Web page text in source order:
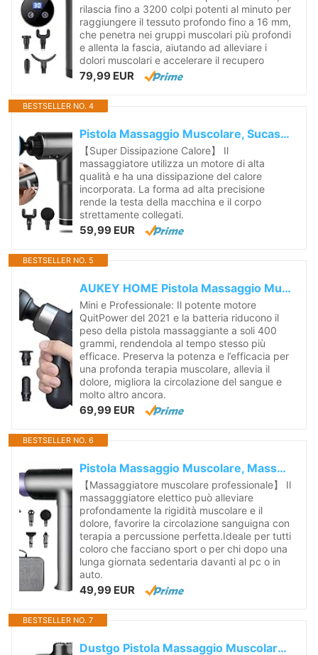
rilascia fino a 3200 colpi potenti al minuto per
raggiungere il tessuto profondo fino a 16 mm,
che penetra nei gruppi muscolari più profondi
e allenta la fascia, aiutando ad alleviare i
dolori muscolari e accelerare il recupero
79,99 EUR
BESTSELLER NO. 4
Pistola Massaggio Muscolare, Sucastle Massaggiatore Professionale con 6 Velocità Regolabile, Massaggiatore Portatile Elettrico con 4 Testine per...
【Super Dissipazione Calore】 Il
massaggiatore utilizza un motore di alta
qualità e ha una dissipazione del calore
incorporata. La forma ad alta precisione
rende la testa della macchina e il corpo
strettamente collegati.
59,99 EUR
BESTSELLER NO. 5
AUKEY HOME Pistola Massaggio Muscolare Mini, Massaggiatore Elettrico Portatile Con Modalità Professionale Mista e 3 Velocità, Con Potente Motore e 4...
Mini e Professionale: Il potente motore
QuitPower del 2021 e la batteria riducono il
peso della pistola massaggiante a soli 400
grammi, rendendola al tempo stesso più
efficace. Preserva la potenza e l’efficacia per
una profonda terapia muscolare, allevia il
dolore, migliora la circolazione del sangue e
molto altro ancora.
69,99 EUR
BESTSELLER NO. 6
Pistola Massaggio Muscolare, Massaggiatore Portatile Elettrico 22 Velocità, Professionale Massaggiatore a Percussione Dei Tessuti Profondi con 8...
【Massaggiatore muscolare professionale】 Il
massagggiatore elettico può alleviare
profondamente la rigidità muscolare e il
dolore, favorire la circolazione sanguigna con
terapia a percussione perfetta.Ideale per tutti
coloro che facciano sport o per chi dopo una
lunga giornata sedentaria davanti al pc o in
auto.
49,99 EUR
BESTSELLER NO. 7
Dustgo Pistola Massaggio Muscolare con 12 testine 7 velocità Massage gun super silenzioso a percussione dei tessuti profondi, Rilassamento corpo...